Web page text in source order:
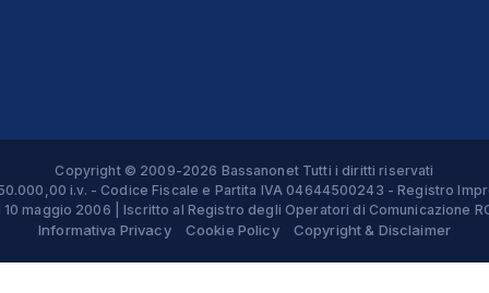
Copyright © 2009-2026 Bassanonet Tutti i diritti riservati
i.v. - Codice Fiscale e Partita IVA 04644500243 - Registro
maggio 2006 | Iscritto al Registro degli Operatori di Comunicazione
Informativa Privacy Cookie Policy Copyright & Disclaimer